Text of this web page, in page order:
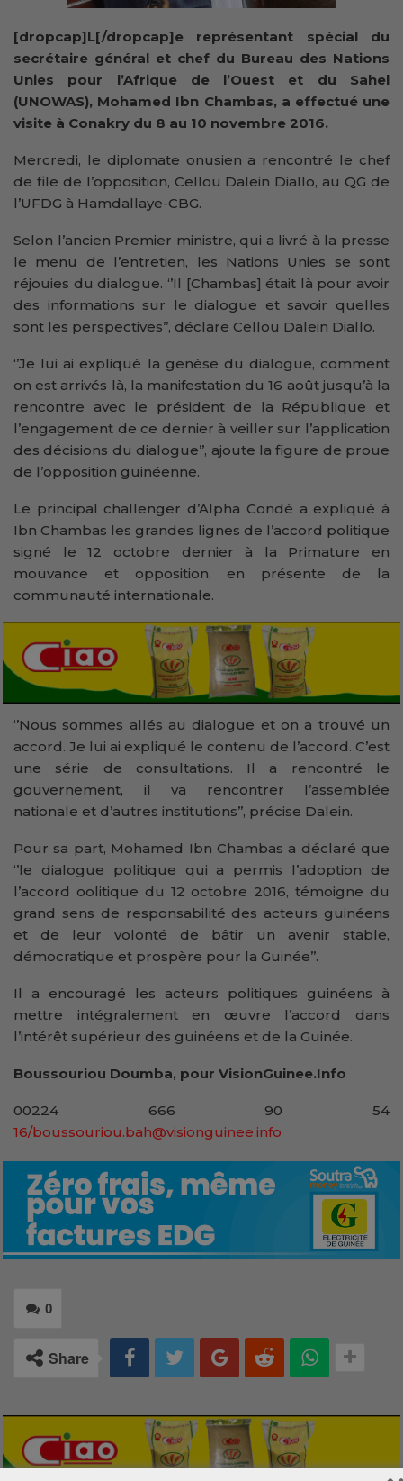
[dropcap]L[/dropcap]e représentant spécial du
secrétaire général et chef du Bureau des Nations
Unies pour l’Afrique de l’Ouest et du Sahel
(UNOWAS), Mohamed Ibn Chambas, a effectué une
visite à Conakry du 8 au 10 novembre 2016.
Mercredi, le diplomate onusien a rencontré le chef
de file de l’opposition, Cellou Dalein Diallo, au QG de
l’UFDG à Hamdallaye-CBG.
Selon l’ancien Premier ministre, qui a livré à la presse
le menu de l’entretien, les Nations Unies se sont
réjouies du dialogue. ‘’Il [Chambas] était là pour avoir
des informations sur le dialogue et savoir quelles
sont les perspectives’’, déclare Cellou Dalein Diallo.
‘’Je lui ai expliqué la genèse du dialogue, comment
on est arrivés là, la manifestation du 16 août jusqu’à la
rencontre avec le président de la République et
l’engagement de ce dernier à veiller sur l’application
des décisions du dialogue’’, ajoute la figure de proue
de l’opposition guinéenne.
Le principal challenger d’Alpha Condé a expliqué à
Ibn Chambas les grandes lignes de l’accord politique
signé le 12 octobre dernier à la Primature en
mouvance et opposition, en présente de la
communauté internationale.
‘’Nous sommes allés au dialogue et on a trouvé un
accord. Je lui ai expliqué le contenu de l’accord. C’est
une série de consultations. Il a rencontré le
gouvernement, il va rencontrer l’assemblée
nationale et d’autres institutions’’, précise Dalein.
Pour sa part, Mohamed Ibn Chambas a déclaré que
‘’le dialogue politique qui a permis l’adoption de
l’accord oolitique du 12 octobre 2016, témoigne du
grand sens de responsabilité des acteurs guinéens
et de leur volonté de bâtir un avenir stable,
démocratique et prospère pour la Guinée’’.
Il a encouragé les acteurs politiques guinéens à
mettre intégralement en œuvre l’accord dans
l’intérêt supérieur des guinéens et de la Guinée.
Boussouriou Doumba, pour VisionGuinee.Info
00224 666 90 54
16/boussouriou.bah@visionguinee.info
0
Share